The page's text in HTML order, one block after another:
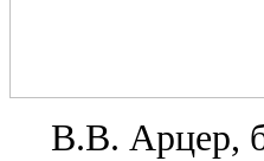
В.В. Арцер,